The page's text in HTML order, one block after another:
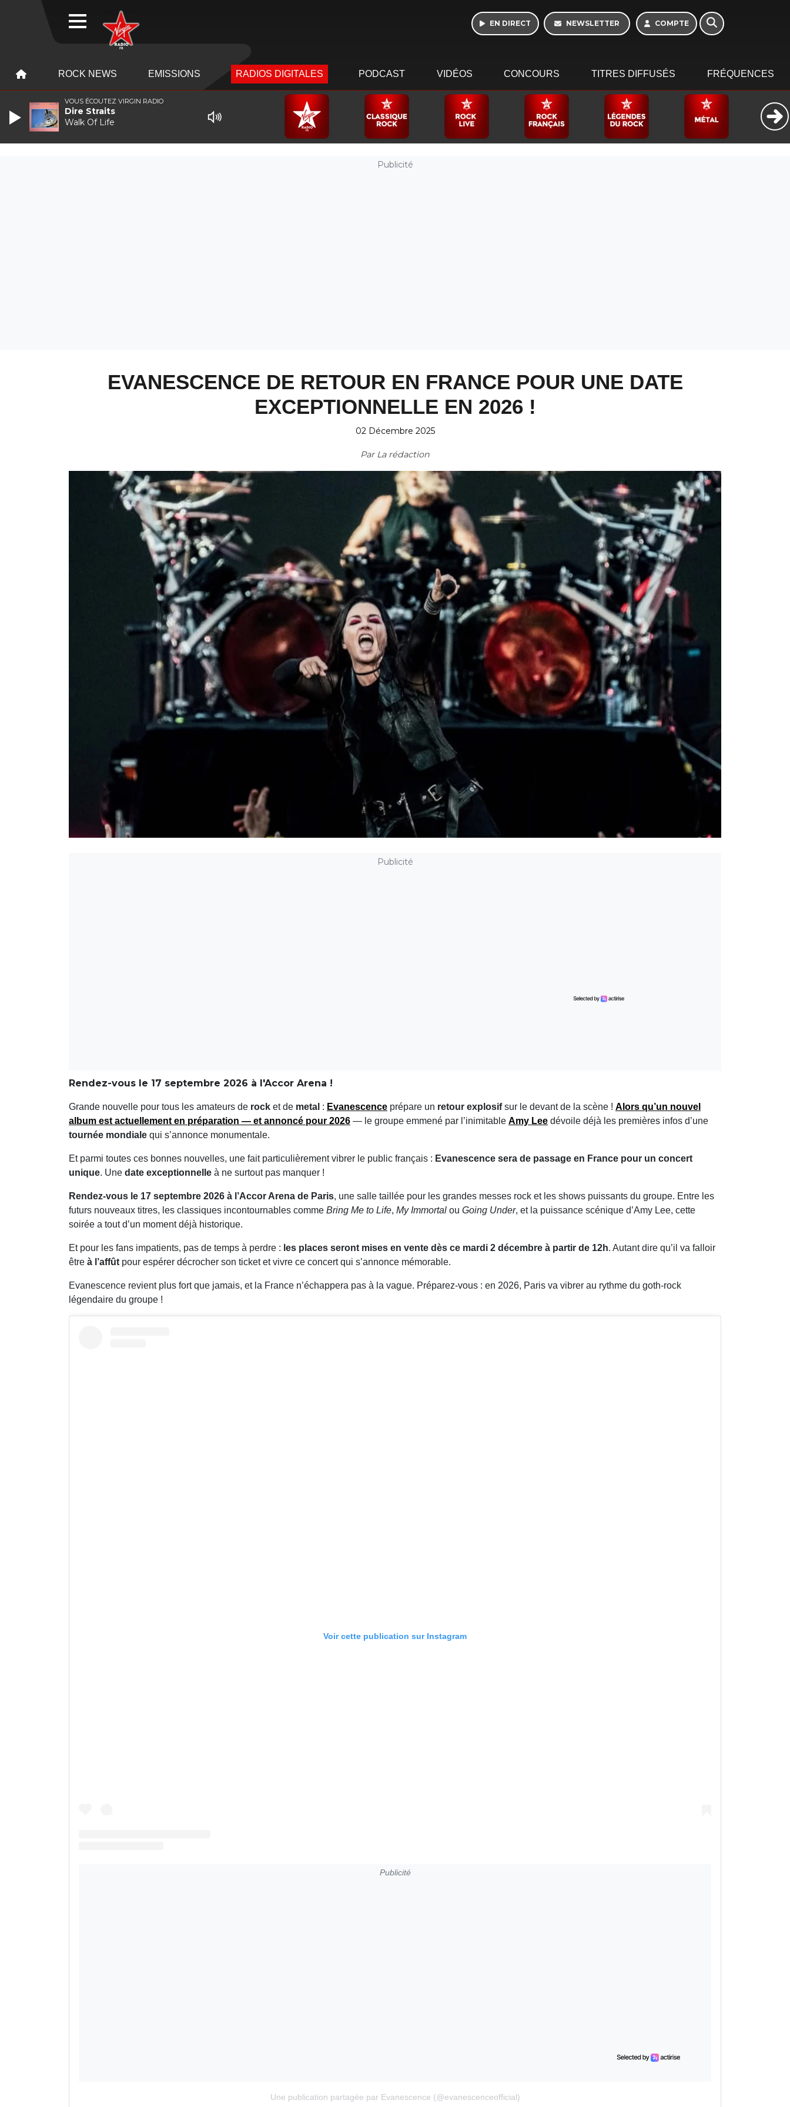
EN DIRECT NEWSLETTER COMPTE
ROCK NEWS EMISSIONS RADIOS DIGITALES PODCAST VIDÉOS CONCOURS TITRES DIFFUSÉS FRÉQUENCES
Publicité
EVANESCENCE DE RETOUR EN FRANCE POUR UNE DATE
EXCEPTIONNELLE EN 2026 !
02 Décembre 2025
Par La rédaction
Publicité
Rendez-vous le 17 septembre 2026 à l'Accor Arena !
Grande nouvelle pour tous les amateurs de rock et de metal : Evanescence prépare un retour explosifsur le devant de la scène ! Alors qu’un nouvel
album est actuellement en préparation — et annoncé pour 2026 — le groupe emmené par l’inimitable Amy Lee dévoile déjà les premières infos d’une
tournée mondiale qui s’annonce monumentale.
Et parmi toutes ces bonnes nouvelles, une fait particulièrement vibrer le public français : Evanescence sera de passage en France pour un concert
unique. Une date exceptionnelle à ne surtout pas manquer !
Rendez-vous le 17 septembre 2026 à l’Accor Arena de Paris, une salle taillée pour les grandes messes rock et les shows puissants du groupe. Entre les
futurs nouveaux titres, les classiques incontournables comme Bring Me to Life, My Immortal ou Going Under, et la puissance scénique d’Amy Lee, cette
soirée a tout d’un moment déjà historique.
Et pour les fans impatients, pas de temps à perdre : les places seront mises en vente dès ce mardi 2 décembre à partir de 12h. Autant dire qu’il va falloir
être à l’affût pour espérer décrocher son ticket et vivre ce concert qui s’annonce mémorable.
Evanescence revient plus fort que jamais, et la France n’échappera pas à la vague. Préparez-vous : en 2026, Paris va vibrer au rythme du goth-rock
légendaire du groupe !
Voir cette publication sur Instagram
Publicité
Une publication partagée par Evanescence (@evanescenceofficial)
VOUS ÉCOUTEZ VIRGIN RADIO
Dire Straits
Walk Of Life
WEBRADIO
10h - 13h